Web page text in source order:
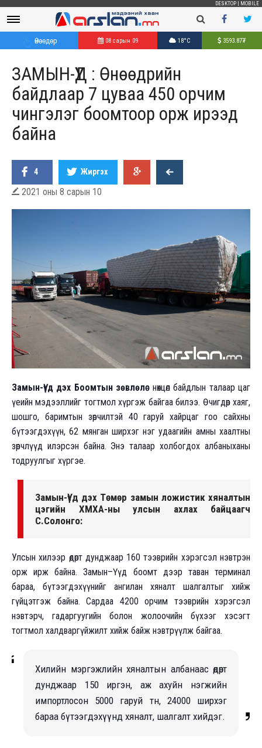
DESKTOP MOBILE
Өнөөдөр 08 сарын 09 18°C 3593.87₮
ЗАМЫН-ҮҮД : Өнөөдрийн
байдлаар 7 цуваа 450 орчим
чингэлэг боомтоор орж ирээд
байна
4 Жиргэх
 2021 оны 8 сарын 10
Замын-Үүд дэх Боомтын зөвлөлөөс нөхцөл байдлын талаар цаг
үеийн мэдээллийг тогтмол хүргэж байгаа билээ. Өчигдөр хаяг,
шошго, баримтын зөрчилтэй 40 гаруй хайрцаг гоо сайхны
бүтээгдэхүүн, 62 мянган ширхэг нэг удаагийн амны хаалтны
зөрчлүүд илэрсэн байна. Энэ талаар холбогдох албаныханы
тодруулгыг хүргэе.
Замын-Үүд дэх Төмөр замын ложистик хяналтын
цэгийн ХМХА-ны улсын ахлах байцаагч
С.Солонго:
Улсын хилээр өдөрт дунджаар 160 тээврийн хэрэгсэл нэвтрэн
орж ирж байна. Замын–Үүд боомт дээр таван терминал
бараа, бүтээгдэхүүнийг ангилан хяналт шалгалтыг хийж
гүйцэтгэж байна. Сардаа 4200 орчим тээврийн хэрэгсэл
нэвтэрч, гадаргуугийн болон жолоочийн бүхээг хэсэгт
тогтмол халдваргүйжилт хийж байж нэвтрүүлж байгаа.
Хилийн мэргэжлийн хяналтын албанаас өдөрт
дунджаар 150 иргэн, аж ахуйн нэгжийн
импортлосон 5000 гаруй тн, 24000 ширхэг
бараа бүтээгдэхүүнд хяналт, шалгалт хийдэг.